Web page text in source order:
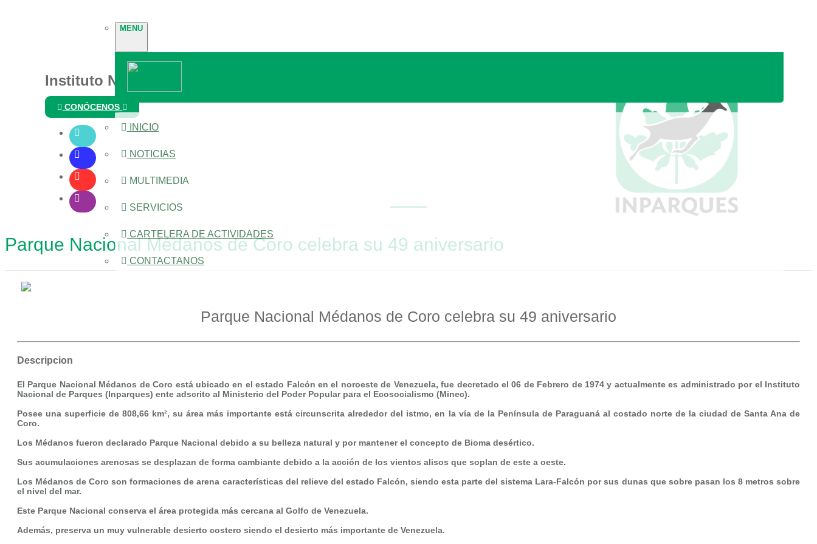
MENU
INICIO
NOTICIAS
MULTIMEDIA
SERVICIOS
CARTELERA DE ACTIVIDADES
CONTACTANOS
Instituto Nacional de Parques
CONÓCENOS
Parque Nacional Médanos de Coro celebra su 49 aniversario
Parque Nacional Médanos de Coro celebra su 49 aniversario
Descripcion
El Parque Nacional Médanos de Coro está ubicado en el estado Falcón en el noroeste de Venezuela, fue decretado el 06 de Febrero de 1974 y actualmente es administrado por el Instituto
Nacional de Parques (Inparques) ente adscrito al Ministerio del Poder Popular para el Ecosocialismo (Minec).
Posee una superficie de 808,66 km², su área más importante está circunscrita alrededor del istmo, en la vía de la Península de Paraguaná al costado norte de la ciudad de Santa Ana de
Coro.
Los Médanos fueron declarado Parque Nacional debido a su belleza natural y por mantener el concepto de Bioma desértico.
Sus acumulaciones arenosas se desplazan de forma cambiante debido a la acción de los vientos alisos que soplan de este a oeste.
Los Médanos de Coro son formaciones de arena características del relieve del estado Falcón, siendo esta parte del sistema Lara-Falcón por sus dunas que sobre pasan los 8 metros sobre
el nivel del mar.
Este Parque Nacional conserva el área protegida más cercana al Golfo de Venezuela.
Además, preserva un muy vulnerable desierto costero siendo el desierto más importante de Venezuela.